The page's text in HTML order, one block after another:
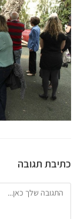
כתיבת תגובה